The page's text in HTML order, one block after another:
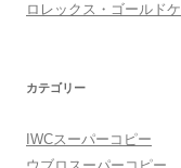
ロレックス・ゴールド
カテゴリー
IWCスーパーコピー